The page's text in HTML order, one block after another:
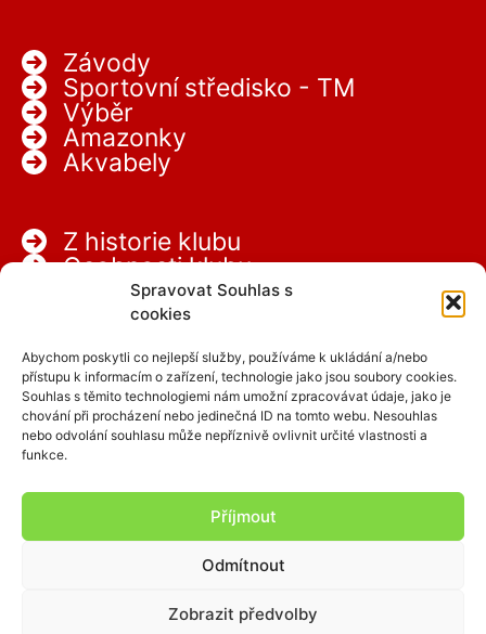
Spravovat Souhlas s
cookies
Abychom poskytli co nejlepší služby, používáme k ukládání a/nebo
přístupu k informacím o zařízení, technologie jako jsou soubory cookies.
Souhlas s těmito technologiemi nám umožní zpracovávat údaje, jako je
chování při procházení nebo jedinečná ID na tomto webu. Nesouhlas
nebo odvolání souhlasu může nepříznivě ovlivnit určité vlastnosti a
funkce.
Příjmout
Odmítnout
Zobrazit předvolby
Závody
Sportovní středisko - TM
Výběr
Amazonky
Akvabely
Z historie klubu
Osobnosti klubu
Partneři
Kariéra
clen.scpap.cz